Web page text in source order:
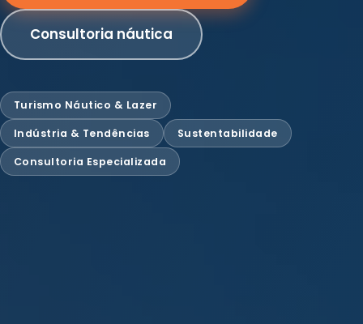
Consultoria náutica
Turismo Náutico & Lazer
Indústria & Tendências Sustentabilidade
Consultoria Especializada